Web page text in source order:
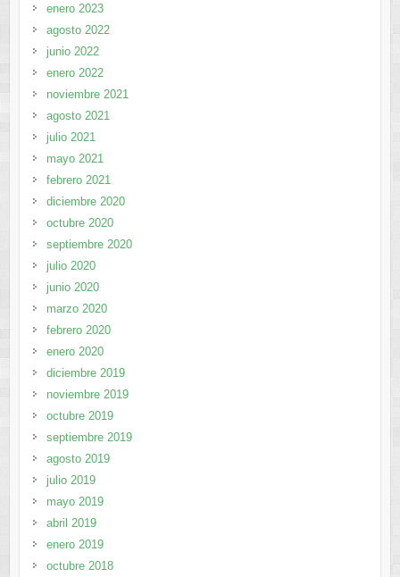
enero 2023
agosto 2022
junio 2022
enero 2022
noviembre 2021
agosto 2021
julio 2021
mayo 2021
febrero 2021
diciembre 2020
octubre 2020
septiembre 2020
julio 2020
junio 2020
marzo 2020
febrero 2020
enero 2020
diciembre 2019
noviembre 2019
octubre 2019
septiembre 2019
agosto 2019
julio 2019
mayo 2019
abril 2019
enero 2019
octubre 2018